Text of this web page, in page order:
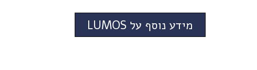
מידע נוסף על LUMOS